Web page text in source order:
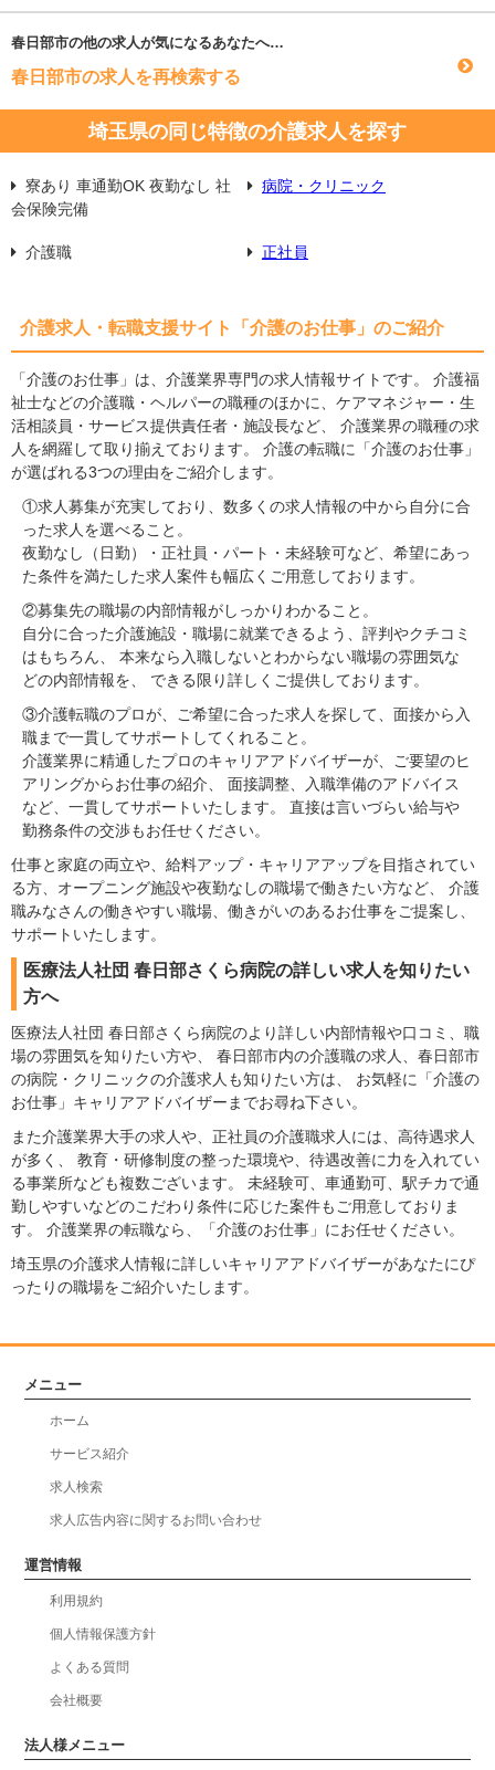
春日部市の他の求人が気になるあなたへ…
春日部市の求人を再検索する
埼玉県の同じ特徴の介護求人を探す
寮あり 車通勤OK 夜勤なし 社
会保険完備
病院・クリニック
介護職 正社員
介護求人・転職支援サイト「介護のお仕事」のご紹介
「介護のお仕事」は、介護業界専門の求人情報サイトです。 介護福
祉士などの介護職・ヘルパーの職種のほかに、ケアマネジャー・生
活相談員・サービス提供責任者・施設長など、 介護業界の職種の求
人を網羅して取り揃えております。 介護の転職に「介護のお仕事」
が選ばれる3つの理由をご紹介します。
①求人募集が充実しており、数多くの求人情報の中から自分に合
った求人を選べること。
夜勤なし（日勤）・正社員・パート・未経験可など、希望にあっ
た条件を満たした求人案件も幅広くご用意しております。
②募集先の職場の内部情報がしっかりわかること。
自分に合った介護施設・職場に就業できるよう、評判やクチコミ
はもちろん、 本来なら入職しないとわからない職場の雰囲気な
どの内部情報を、 できる限り詳しくご提供しております。
③介護転職のプロが、ご希望に合った求人を探して、面接から入
職まで一貫してサポートしてくれること。
介護業界に精通したプロのキャリアアドバイザーが、ご要望のヒ
アリングからお仕事の紹介、 面接調整、入職準備のアドバイス
など、一貫してサポートいたします。 直接は言いづらい給与や
勤務条件の交渉もお任せください。
仕事と家庭の両立や、給料アップ・キャリアアップを目指されてい
る方、オープニング施設や夜勤なしの職場で働きたい方など、 介護
職みなさんの働きやすい職場、働きがいのあるお仕事をご提案し、
サポートいたします。
医療法人社団 春日部さくら病院の詳しい求人を知りたい
方へ
医療法人社団 春日部さくら病院のより詳しい内部情報や口コミ、職
場の雰囲気を知りたい方や、 春日部市内の介護職の求人、春日部市
の病院・クリニックの介護求人も知りたい方は、 お気軽に「介護の
お仕事」キャリアアドバイザーまでお尋ね下さい。
また介護業界大手の求人や、正社員の介護職求人には、高待遇求人
が多く、 教育・研修制度の整った環境や、待遇改善に力を入れてい
る事業所なども複数ございます。 未経験可、車通勤可、駅チカで通
勤しやすいなどのこだわり条件に応じた案件もご用意しておりま
す。 介護業界の転職なら、「介護のお仕事」にお任せください。
埼玉県の介護求人情報に詳しいキャリアアドバイザーがあなたにぴ
ったりの職場をご紹介いたします。
メニュー
ホーム
サービス紹介
求人検索
求人広告内容に関するお問い合わせ
運営情報
利用規約
個人情報保護方針
よくある質問
会社概要
法人様メニュー